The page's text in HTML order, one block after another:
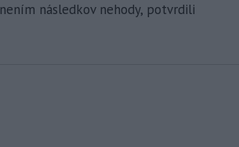
následkov nehody, potvrdili